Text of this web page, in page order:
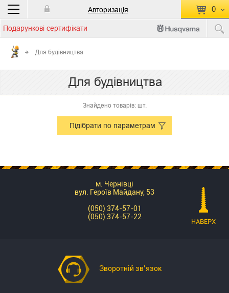
Авторизація 0
КОШИК ПУСТИЙ
до кошику
Подарункові сертифікати
Для будівництва
Для будівництва
Знайдено товарів: шт.
Підібрати по параметрам
м. Чернівці
вул. Героїв Майдану, 53
(050) 374-57-01
(050) 374-57-22
Зворотній зв’язок
НАВЕРХ